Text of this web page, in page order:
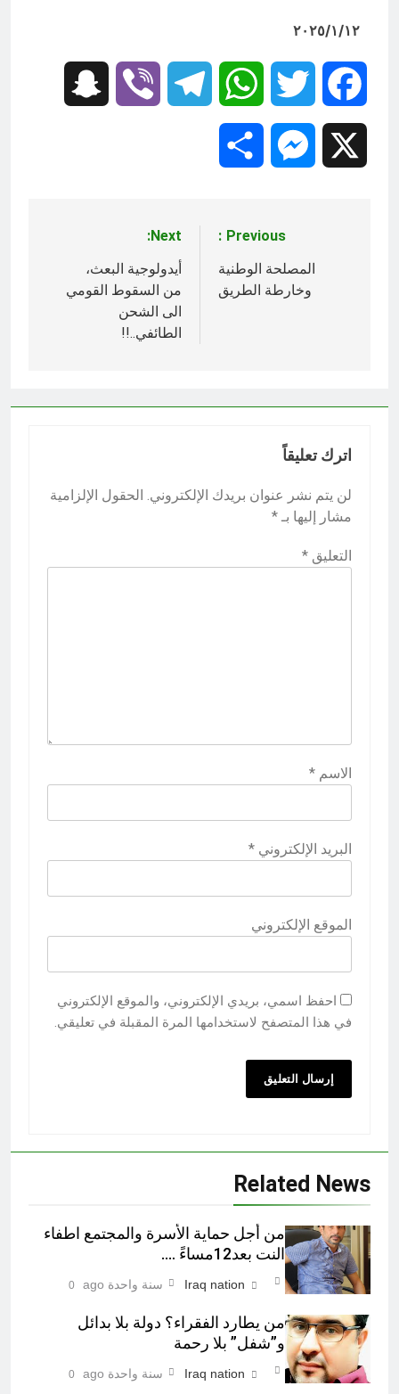
Facebook
Twitter
WhatsApp
Telegram
Viber
Messenger
المقالات
Previous:
المصلحة الوطنية
وخارطة الطريق
Next:
أيدولوجية البعث،
من السقوط القومي
الى الشحن
الطائفي..!!
اترك تعليقاً
لن يتم نشر عنوان بريدك الإلكتروني. الحقول الإلزامية
مشار إليها بـ *
التعليق *
الاسم *
البريد الإلكتروني *
الموقع الإلكتروني
احفظ اسمي، بريدي الإلكتروني، والموقع الإلكتروني
في هذا المتصفح لاستخدامها المرة المقبلة في تعليقي.
Related News
من أجل حماية الأسرة والمجتمع اطفاء
النت بعد12مساءً ….
Iraq nation سنة واحدة ago 0
من يطارد الفقراء؟ دولة بلا بدائل
و”شفل” بلا رحمة
Iraq nation سنة واحدة ago 0